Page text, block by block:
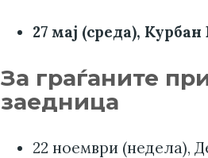
27 мај (среда),
За граѓаните
заедница
22 ноември (недела),